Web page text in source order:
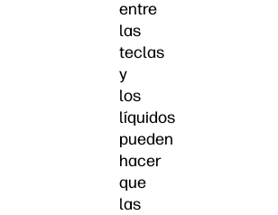
entre
las
teclas
y
los
líquidos
pueden
hacer
que
las